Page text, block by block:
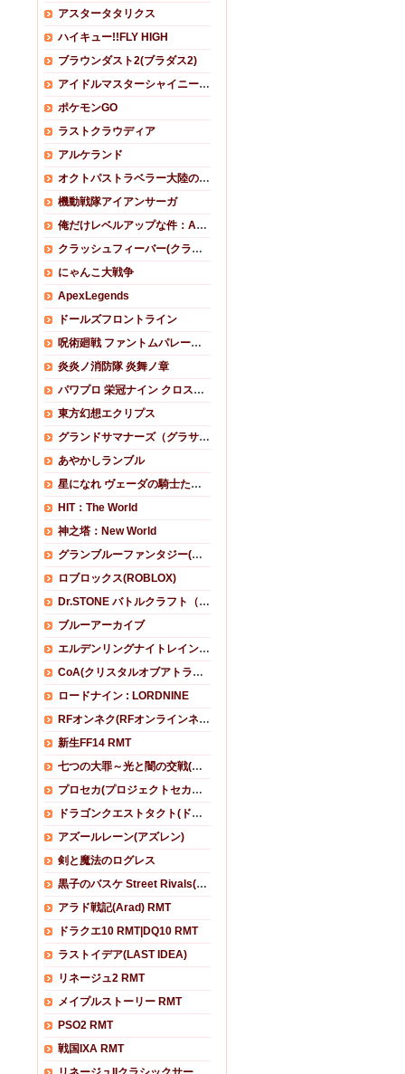
アスタータタリクス
ハイキュー!!FLY HIGH
ブラウンダスト2(ブラダス2)
アイドルマスターシャイニーカラーズ(シャニマス)
ポケモンGO
ラストクラウディア
アルケランド
オクトパストラベラー大陸の覇者
機動戦隊アイアンサーガ
俺だけレベルアップな件：ARISE
クラッシュフィーバー(クラフィ)
にゃんこ大戦争
ApexLegends
ドールズフロントライン
呪術廻戦 ファントムパレード(ファンパレ)
炎炎ノ消防隊 炎舞ノ章
パワプロ 栄冠ナイン クロスロード (栄冠クロス)
東方幻想エクリプス
グランドサマナーズ（グラサマ）
あやかしランブル
星になれ ヴェーダの騎士たち(ホシナレ)
HIT：The World
神之塔：New World
グランブルーファンタジー(グラブル)
ロブロックス(ROBLOX)
Dr.STONE バトルクラフト（バトクラ）
ブルーアーカイブ
エルデンリングナイトレイン(ELDEN RING NIGHTREIGN)RMT
CoA(クリスタルオブアトラン）
ロードナイン : LORDNINE
RFオンネク(RFオンラインネクスト)
新生FF14 RMT
七つの大罪～光と闇の交戦(グラクロ)
プロセカ(プロジェクトセカイ カラフルステージ！)
ドラゴンクエストタクト(ドラクエタクト)
アズールレーン(アズレン)
剣と魔法のログレス
黒子のバスケ Street Rivals(黒バスSR)
アラド戦記(Arad) RMT
ドラクエ10 RMT|DQ10 RMT
ラストイデア(LAST IDEA)
リネージュ2 RMT
メイプルストーリー RMT
PSO2 RMT
戦国IXA RMT